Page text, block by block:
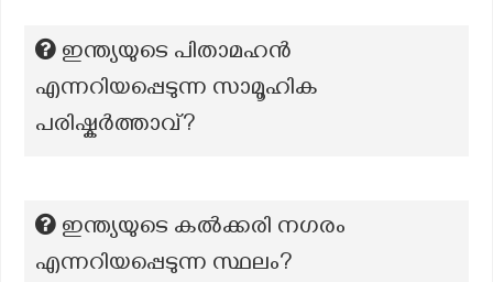
ഇന്ത്യയുടെ പിതാമഹൻ
എന്നറിയപ്പെടുന്ന സാമൂഹിക
പരിഷ്കർത്താവ്?
ഇന്ത്യയുടെ കൽക്കരി നഗരം
എന്നറിയപ്പെടുന്ന സ്ഥലം?